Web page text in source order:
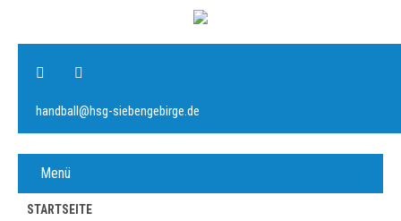
handball@hsg-siebengebirge.de
Menü
STARTSEITE